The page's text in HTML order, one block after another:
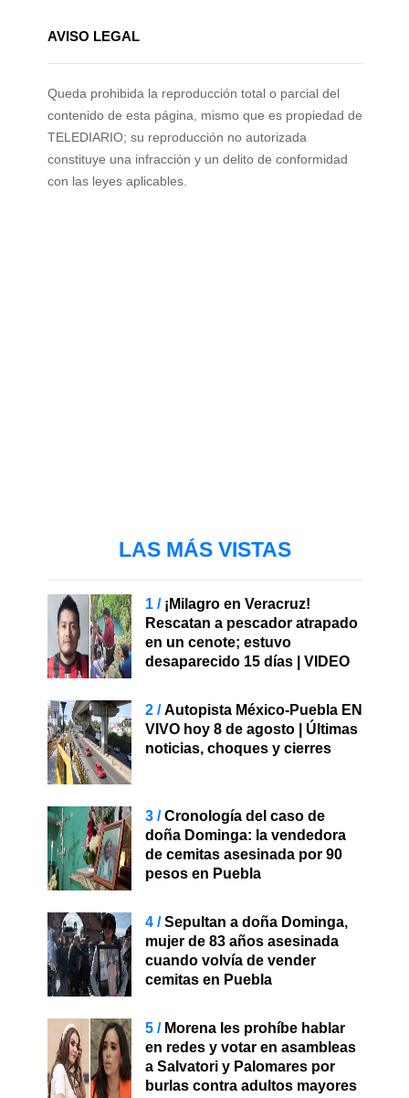
AVISO LEGAL
Queda prohibida la reproducción total o parcial del
contenido de esta página, mismo que es propiedad de
TELEDIARIO; su reproducción no autorizada
constituye una infracción y un delito de conformidad
con las leyes aplicables.
LAS MÁS VISTAS
¡Milagro en Veracruz!
Rescatan a pescador atrapado
en un cenote; estuvo
desaparecido 15 días | VIDEO
Autopista México-Puebla EN
VIVO hoy 8 de agosto | Últimas
noticias, choques y cierres
Cronología del caso de
doña Dominga: la vendedora
de cemitas asesinada por 90
pesos en Puebla
Sepultan a doña Dominga,
mujer de 83 años asesinada
cuando volvía de vender
cemitas en Puebla
Morena les prohíbe hablar
en redes y votar en asambleas
a Salvatori y Palomares por
burlas contra adultos mayores